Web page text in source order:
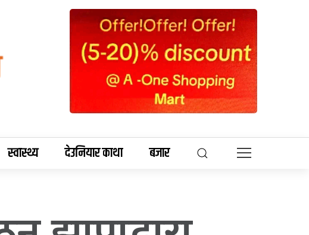
स्वास्थ्य देउनियार काथा बजार